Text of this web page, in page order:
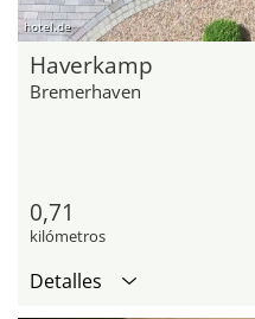
hotel.de
Haverkamp
Bremerhaven
0,71
kilómetros
Detalles